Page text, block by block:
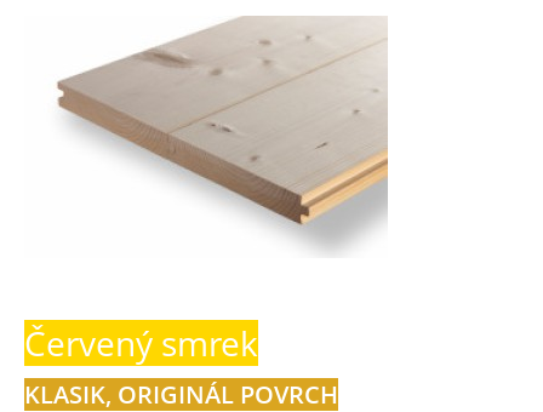
Červený smrek
KLASIK, ORIGINÁL POVRCH